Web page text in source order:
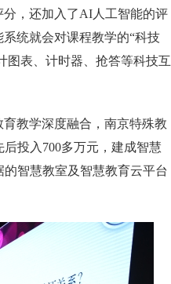
，还加入了AI人工智能的评
统就会对课程教学的“科技
图表、计时器、抢答等科技互
教学深度融合，南京特殊教
投入700多万元，建成智慧
智慧教室及智慧教育云平台